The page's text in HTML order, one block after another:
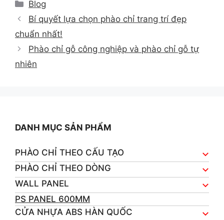
Blog
Bí quyết lựa chọn phào chỉ trang trí đẹp
chuẩn nhất!
Phào chỉ gỗ công nghiệp và phào chỉ gỗ tự
nhiên
DANH MỤC SẢN PHẨM
PHÀO CHỈ THEO CẤU TẠO
PHÀO CHỈ THEO DÒNG
WALL PANEL
PS PANEL 600MM
CỬA NHỰA ABS HÀN QUỐC